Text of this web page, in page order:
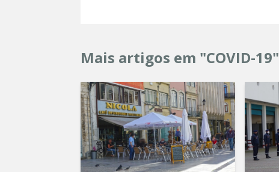
Mais artigos em "COVID-19"